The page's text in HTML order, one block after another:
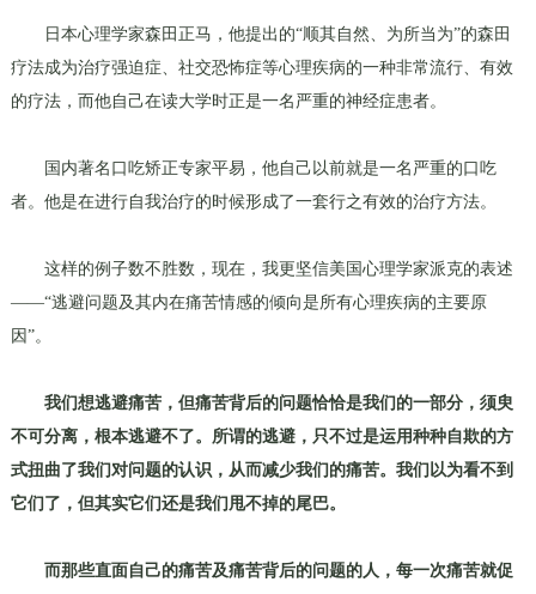
日本心理学家森田正马，他提出的“顺其自然、为所当为”的森田
疗法成为治疗强迫症、社交恐怖症等心理疾病的一种非常流行、有效
的疗法，而他自己在读大学时正是一名严重的神经症患者。
国内著名口吃矫正专家平易，他自己以前就是一名严重的口吃
者。他是在进行自我治疗的时候形成了一套行之有效的治疗方法。
这样的例子数不胜数，现在，我更坚信美国心理学家派克的表述
——“逃避问题及其内在痛苦情感的倾向是所有心理疾病的主要原
因”。
我们想逃避痛苦，但痛苦背后的问题恰恰是我们的一部分，须臾
不可分离，根本逃避不了。所谓的逃避，只不过是运用种种自欺的方
式扭曲了我们对问题的认识，从而减少我们的痛苦。我们以为看不到
它们了，但其实它们还是我们甩不掉的尾巴。
而那些直面自己的痛苦及痛苦背后的问题的人，每一次痛苦就促